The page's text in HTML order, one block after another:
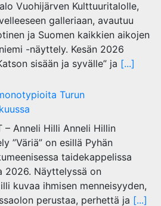
Vuohijärven Kulttuuritalolle,
galleriaan, avautuu
ja Suomen kaikkien aikojen
-näyttely. Kesän 2026
sisään ja syvälle” ja [...]
Turun
– Anneli Hilli Anneli Hillin
”Väriä” on esillä Pyhän
taidekappelissa
2026. Näyttelyssä on
kuvaa ihmisen menneisyyden,
perustaa, perhettä ja [...]